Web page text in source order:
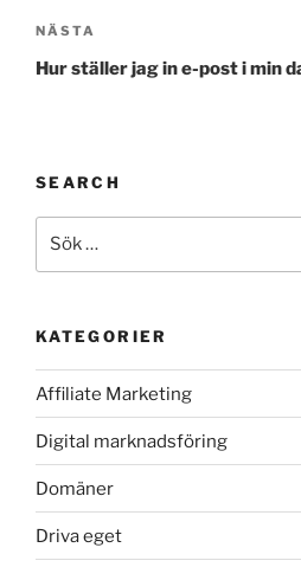
Nästa
inlägg
NÄSTA
Hur ställer jag in e-post i min
SEARCH
efter:
KATEGORIER
Affiliate Marketing
Digital marknadsföring
Domäner
Driva eget